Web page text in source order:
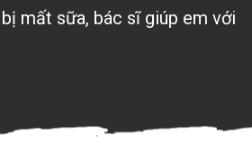
mất sữa, bác sĩ giúp em với